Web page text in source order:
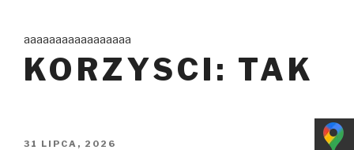
treści
aaaaaaaaaaaaaaaaa
KORZYSCI: TAK
OPUBLIKOWANE
31 LIPCA, 2026